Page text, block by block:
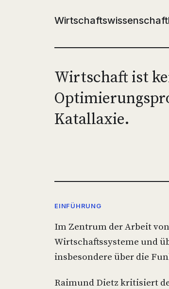
Wirtschaft ist
Katallaxie.
EINFÜHRUNG
Im Zentrum der Arbeit
Wirtschaftssysteme und
insbesondere über die
Raimund Dietz kritisiert